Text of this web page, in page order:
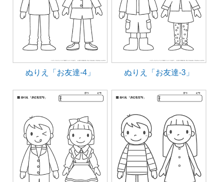
ぬりえ「お友達-4」 ぬりえ「お友達-3」